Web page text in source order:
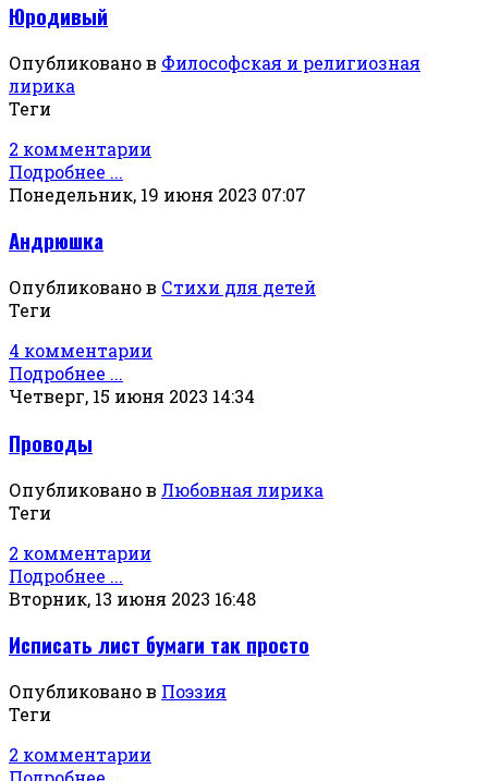
Юродивый
Опубликовано в Философская и религиозная
лирика
Теги
2 комментарии
Подробнее ...
Понедельник, 19 июня 2023 07:07
Андрюшка
Опубликовано в Стихи для детей
Теги
4 комментарии
Подробнее ...
Четверг, 15 июня 2023 14:34
Проводы
Опубликовано в Любовная лирика
Теги
2 комментарии
Подробнее ...
Вторник, 13 июня 2023 16:48
Исписать лист бумаги так просто
Опубликовано в Поэзия
Теги
2 комментарии